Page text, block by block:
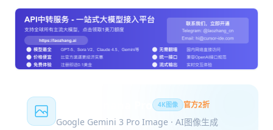
4K图像 官方2折
Google Gemini 3 Pro Image · AI图像生成